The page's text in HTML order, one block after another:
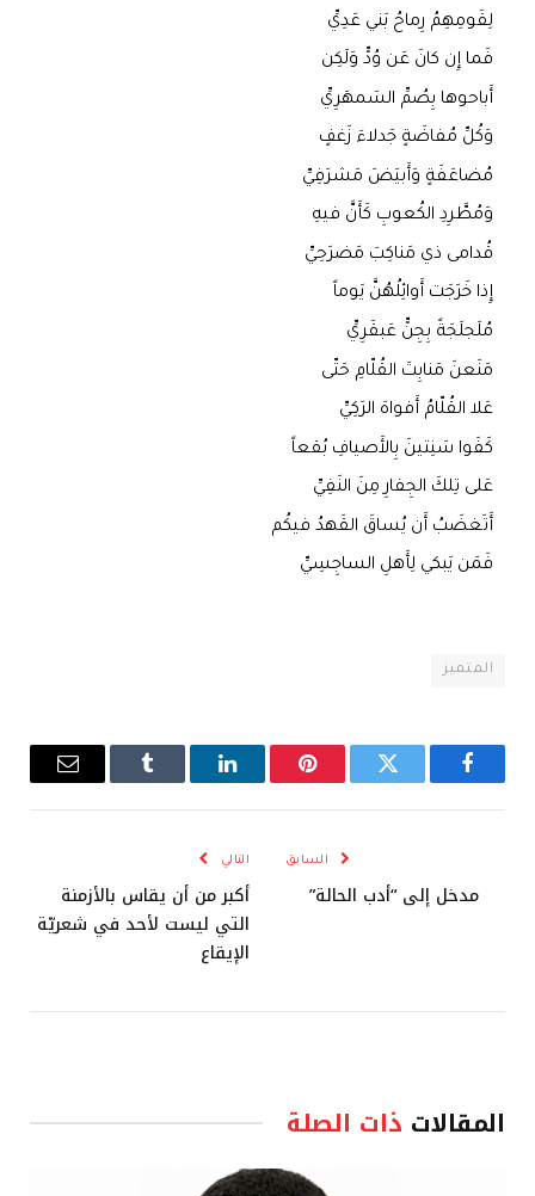
لِقَومِهِمُ رِماحُ بَني عَدِيِّ
فَما إِن كانَ عَن وُدٍّ وَلَكِن
أَباحوها بِصُمِّ السَمهَرِيِّ
وَكُلِّ مُفاضَةٍ جَدلاءَ زَغفٍ
مُضاعَفَةٍ وَأَبيَضَ مَشرَفِيِّ
وَمُطَّرِدِ الكُعوبِ كَأَنَّ فيهِ
قُدامى ذي مَناكِبَ مَضرَحِيِّ
إِذا خَرَجَت أَوائِلُهُنَّ يَوماً
مُلَجلَجَةً بِجِنٍّ عَبقَرِيِّ
مَنَعنَ مَنابِتَ القُلّامِ حَتّى
عَلا القُلّامُ أَفواهَ الرَكِيِّ
كَفَوا سَنِتينَ بِالأَصيافِ بُقعاً
عَلى تِلكَ الجِفارِ مِنَ النَفِيِّ
أَتَغضَبُ أَن يُساقَ القَهدُ فيكُم
فَمَن يَبكي لِأَهلِ الساجِسِيِّ
المتميز
فيسبوك تويتر بينتيريستلينكدإن Tumblr
البريد
السابق
مدخل إلى “أدب الحالة”
التالي
أكبر من أن يقاس بالأزمنة
التي ليست لأحد في شعريّة
الإيقاع
المقالات ذات الصلة